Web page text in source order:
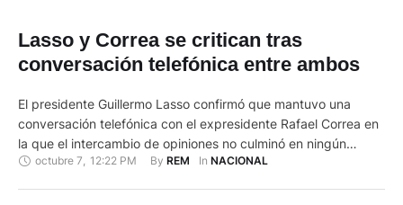
Lasso y Correa se critican tras
conversación telefónica entre ambos
El presidente Guillermo Lasso confirmó que mantuvo una
conversación telefónica con el expresidente Rafael Correa en
la que el intercambio de opiniones no culminó en ningún
acuerdo entre el mandatario y el líder de la principal fuerza de
octubre 7 12:22 PM By REM In NACIONAL